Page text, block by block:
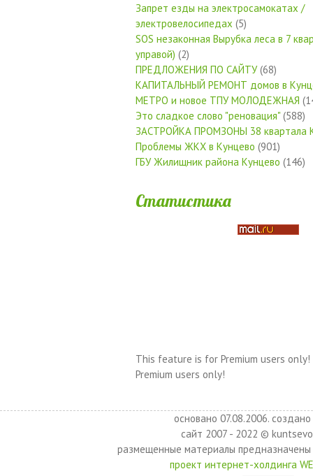
Запрет езды на электросамокатах /
электровелосипедах (5)
SOS незаконная Вырубка леса в 7
управой) (2)
ПРЕДЛОЖЕНИЯ ПО САЙТУ(68)
КАПИТАЛЬНЫЙ РЕМОНТ домов в
МЕТРО и новое ТПУ МОЛОДЕЖНАЯ
Это сладкое слово "реновация" (588)
ЗАСТРОЙКА ПРОМЗОНЫ 38 квартала
Проблемы ЖКХ в Кунцево (901)
ГБУ Жилищник района Кунцево (146)
Статистика
This feature is for Premium users only!
Premium users only!
основано 07.08.2006.
сайт 2007 - 2022 ©
размещенные материалы
проект интернет-холдинга